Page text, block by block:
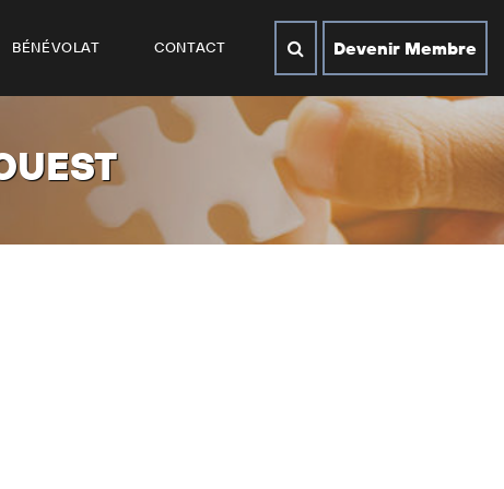
BÉNÉVOLAT CONTACT Devenir Membre